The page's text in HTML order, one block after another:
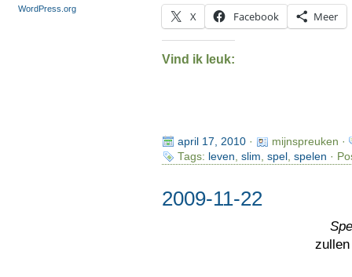
X Facebook Meer
Vind ik leuk:
april 17, 2010·
mijnspreuken ·
Tags: leven slim spel spelen ·
2009-11-22
WordPress.org